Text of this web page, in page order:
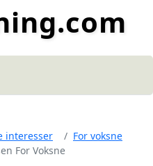
interesser
For voksne
For Voksne